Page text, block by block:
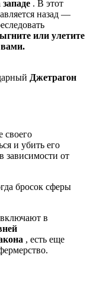
. В этот
назад —
или улетите
вами.
Джетрагон
своего
и убить его
зависимости от
бросок сферы
в
, есть еще